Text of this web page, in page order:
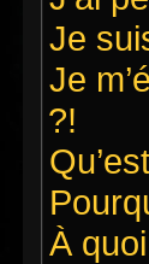
Je
Je
?!
À